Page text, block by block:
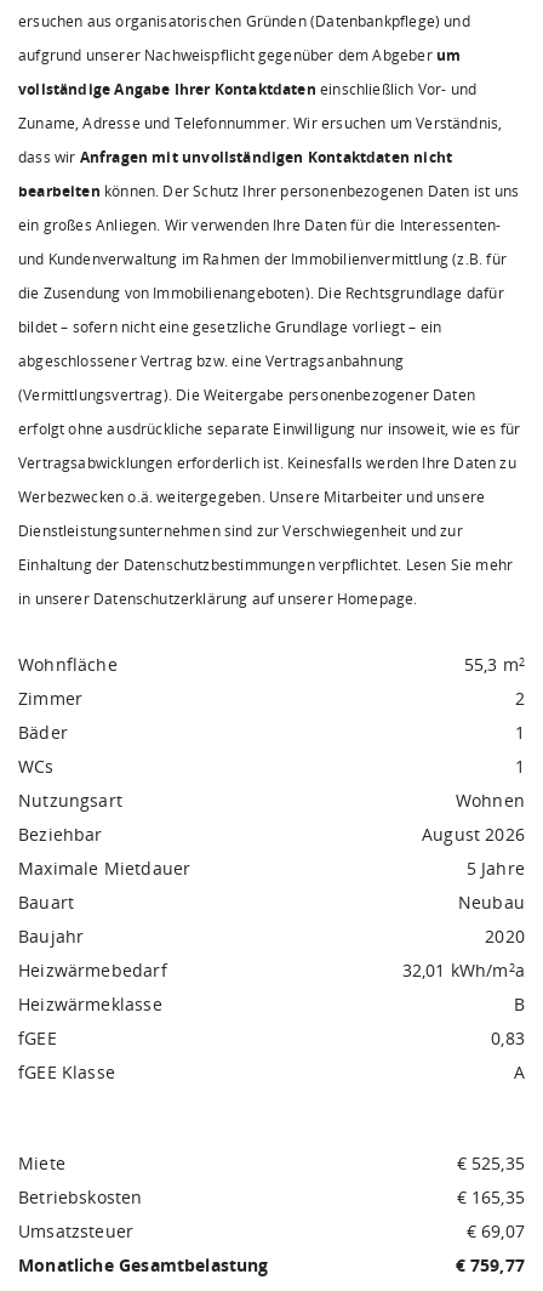
ersuchen aus organisatorischen Gründen (Datenbankpflege) und
aufgrund unserer Nachweispflicht gegenüber dem Abgeber um
vollständige Angabe Ihrer Kontaktdateneinschließlich Vor- und
Zuname, Adresse und Telefonnummer. Wir ersuchen um Verständnis,
dass wir Anfragen mit unvollständigen Kontaktdaten nicht
bearbeiten können. Der Schutz Ihrer personenbezogenen Daten ist uns
ein großes Anliegen. Wir verwenden Ihre Daten für die Interessenten-
und Kundenverwaltung im Rahmen der Immobilienvermittlung (z.B. für
die Zusendung von Immobilienangeboten). Die Rechtsgrundlage dafür
bildet – sofern nicht eine gesetzliche Grundlage vorliegt – ein
abgeschlossener Vertrag bzw. eine Vertragsanbahnung
(Vermittlungsvertrag). Die Weitergabe personenbezogener Daten
erfolgt ohne ausdrückliche separate Einwilligung nur insoweit, wie es für
Vertragsabwicklungen erforderlich ist. Keinesfalls werden Ihre Daten zu
Werbezwecken o.ä. weitergegeben. Unsere Mitarbeiter und unsere
Dienstleistungsunternehmen sind zur Verschwiegenheit und zur
Einhaltung der Datenschutzbestimmungen verpflichtet. Lesen Sie mehr
in unserer Datenschutzerklärung auf unserer Homepage.
Wohnfläche 55,3 m2
Zimmer
2
Bäder
1
WCs
1
Nutzungsart
Wohnen
Beziehbar
August 2026
Maximale Mietdauer
5 Jahre
Bauart
Neubau
Baujahr
2020
Heizwärmebedarf
32,01 kWh/m2a
Heizwärmeklasse
B
fGEE
0,83
fGEE Klasse
A
Miete
€ 525,35
Betriebskosten
€ 165,35
Umsatzsteuer
€ 69,07
Monatliche Gesamtbelastung
€ 759,77